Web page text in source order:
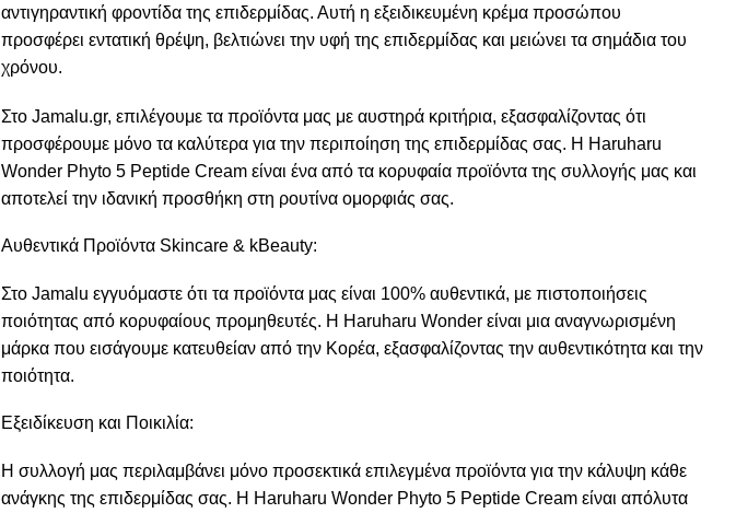
αντιγηραντική φροντίδα της επιδερμίδας. Αυτή η εξειδικευμένη κρέμα προσώπου
προσφέρει εντατική θρέψη, βελτιώνει την υφή της επιδερμίδας και μειώνει τα σημάδια του
χρόνου.
Στο Jamalu.gr, επιλέγουμε τα προϊόντα μας με αυστηρά κριτήρια, εξασφαλίζοντας ότι
προσφέρουμε μόνο τα καλύτερα για την περιποίηση της επιδερμίδας σας. Η Haruharu
Wonder Phyto 5 Peptide Cream είναι ένα από τα κορυφαία προϊόντα της συλλογής μας και
αποτελεί την ιδανική προσθήκη στη ρουτίνα ομορφιάς σας.
Αυθεντικά Προϊόντα Skincare & kBeauty:
Στο Jamalu εγγυόμαστε ότι τα προϊόντα μας είναι 100% αυθεντικά, με πιστοποιήσεις
ποιότητας από κορυφαίους προμηθευτές. Η Haruharu Wonder είναι μια αναγνωρισμένη
μάρκα που εισάγουμε κατευθείαν από την Κορέα, εξασφαλίζοντας την αυθεντικότητα και την
ποιότητα.
Εξειδίκευση και Ποικιλία:
Η συλλογή μας περιλαμβάνει μόνο προσεκτικά επιλεγμένα προϊόντα για την κάλυψη κάθε
ανάγκης της επιδερμίδας σας. Η Haruharu Wonder Phyto 5 Peptide Cream είναι απόλυτα